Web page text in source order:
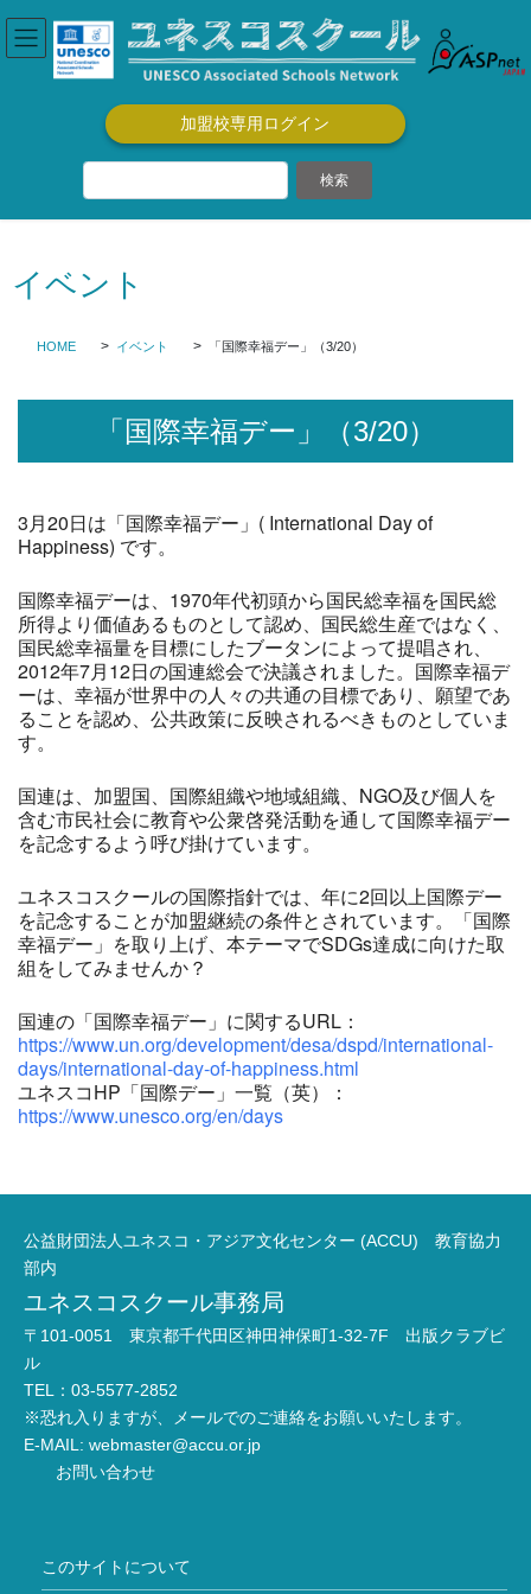
ン
テ
ビ
ゲ
加盟校専用ログイン
イベント
HOME イベント 「国際幸福デー」（3/20）
「国際幸福デー」（3/20）
3月20日は「国際幸福デー」( International Day of
Happiness) です。
国際幸福デーは、1970年代初頭から国民総幸福を国民総
所得より価値あるものとして認め、国民総生産ではなく、
国民総幸福量を目標にしたブータンによって提唱され、
2012年7月12日の国連総会で決議されました。国際幸福デ
ーは、幸福が世界中の人々の共通の目標であり、願望であ
ることを認め、公共政策に反映されるべきものとしていま
す。
国連は、加盟国、国際組織や地域組織、NGO及び個人を
含む市民社会に教育や公衆啓発活動を通して国際幸福デー
を記念するよう呼び掛けています。
ユネスコスクールの国際指針では、年に2回以上国際デー
を記念することが加盟継続の条件とされています。「国際
幸福デー」を取り上げ、本テーマでSDGs達成に向けた取
組をしてみませんか？
国連の「国際幸福デー」に関するURL：
https://www.un.org/development/desa/dspd/international-
days/international-day-of-happiness.html
ユネスコHP「国際デー」一覧（英）：
https://www.unesco.org/en/days
公益財団法人ユネスコ・アジア文化センター (ACCU) 教育協力
部内
ユネスコスクール事務局
〒101-0051 東京都千代田区神田神保町1-32-7F 出版クラブビ
ル
TEL：03-5577-2852
※恐れ入りますが、メールでのご連絡をお願いいたします。
E-MAIL: webmaster@accu.or.jp
お問い合わせ
このサイトについて